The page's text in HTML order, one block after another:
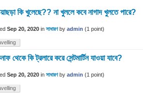
কি খুলেছে?? না খুললে কবে নাগাদ খুলতে পারে?
Sep 20, 2020 in সাধারণ by admin (1 point)
থেকে কি ট্রলারে করে সেন্টমার্টিন যাওয়া যাবে?
Sep 20, 2020 in সাধারণ by admin (1 point)